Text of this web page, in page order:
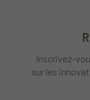
Inscrivez-
sur les